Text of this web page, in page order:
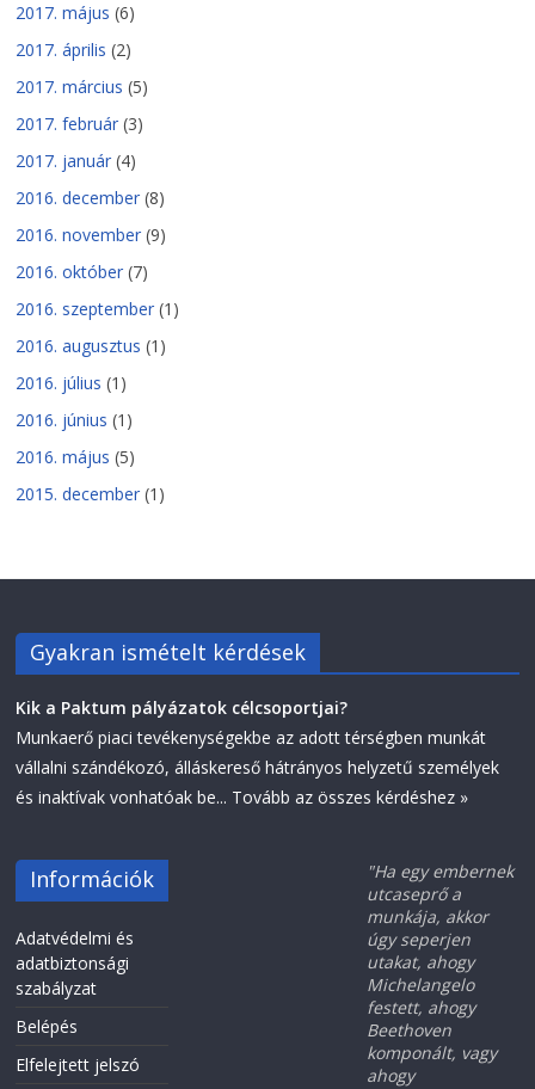
2017. május (6)
2017. április (2)
2017. március (5)
2017. február (3)
2017. január (4)
2016. december (8)
2016. november (9)
2016. október (7)
2016. szeptember (1)
2016. augusztus (1)
2016. július (1)
2016. június (1)
2016. május (5)
2015. december (1)
Gyakran ismételt kérdések
Kik a Paktum pályázatok célcsoportjai?
Munkaerő piaci tevékenységekbe az adott térségben munkát
vállalni szándékozó, álláskereső hátrányos helyzetű személyek
és inaktívak vonhatóak be... Tovább az összes kérdéshez »
Információk
Adatvédelmi és
adatbiztonsági
szabályzat
Belépés
Elfelejtett jelszó
"Ha egy embernek
utcaseprő a
munkája, akkor
úgy seperjen
utakat, ahogy
Michelangelo
festett, ahogy
Beethoven
komponált, vagy
ahogy